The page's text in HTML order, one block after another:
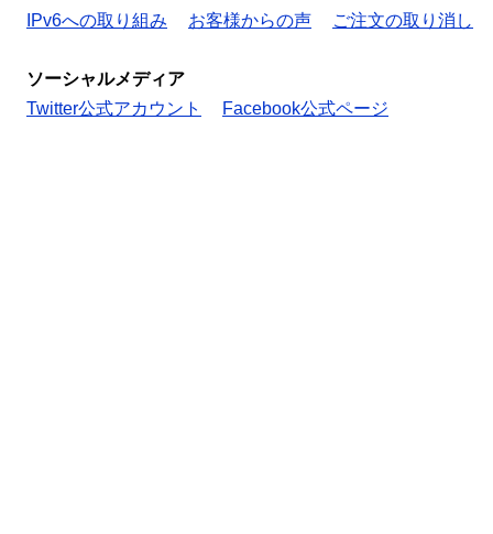
IPv6への取り組み
お客様からの声 ご注文の取り消し
ソーシャルメディア
Twitter公式アカウント
Facebook公式ページ